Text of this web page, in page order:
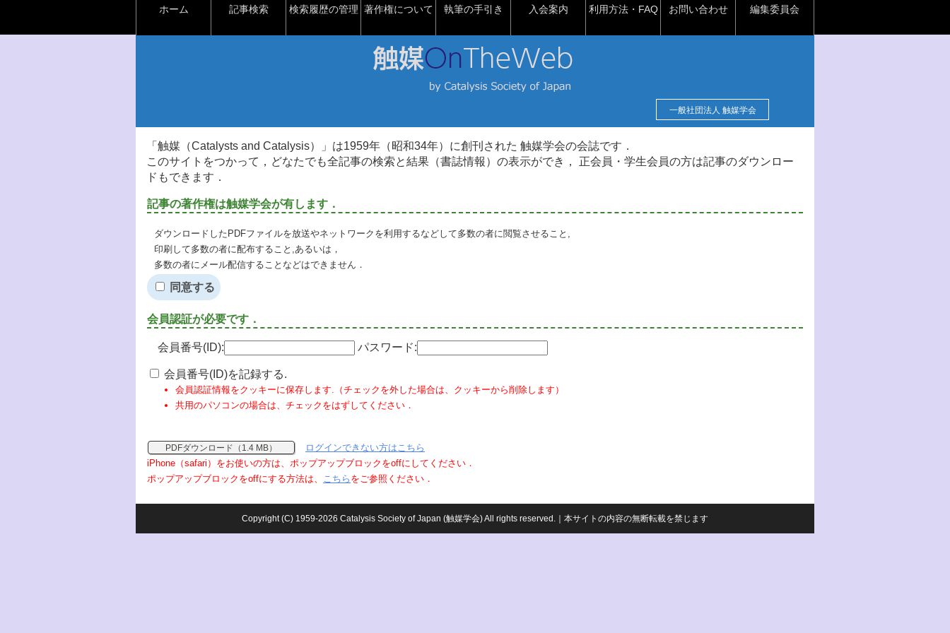
ホーム 記事検索 検索履歴の管理 著作権について 執筆の手引き 入会案内 利用方法・FAQ お問い合わせ 編集委員会
一般社団法人 触媒学会
「触媒（Catalysts and Catalysis）」は1959年（昭和34年）に創刊された 触媒学会の会誌です．
このサイトをつかって，どなたでも全記事の検索と結果（書誌情報）の表示ができ， 正会員・学生会員の方は記事のダウンロー
ドもできます．
記事の著作権は触媒学会が有します．
ダウンロードしたPDFファイルを放送やネットワークを利用するなどして多数の者に閲覧させること,
印刷して多数の者に配布すること,あるいは，
多数の者にメール配信することなどはできません．
同意する
会員認証が必要です．
会員番号(ID): パスワード:
会員番号(ID)を記録する.
会員認証情報をクッキーに保存します.（チェックを外した場合は、クッキーから削除します）
共用のパソコンの場合は、チェックをはずしてください．
PDFダウンロード（1.4 MB）
ログインできない方はこちら
iPhone（safari）をお使いの方は、ポップアップブロックをoffにしてください．
ポップアップブロックをoffにする方法は、 こちら をご参照ください．
Copyright (C) 1959-2026 Catalysis Society of Japan (触媒学会) All rights reserved.｜本サイトの内容の無断転載を禁じます